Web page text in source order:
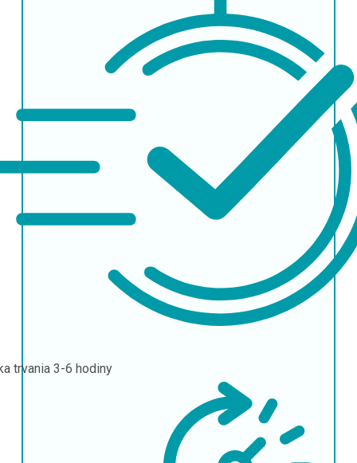
trvania 3-6 hodiny